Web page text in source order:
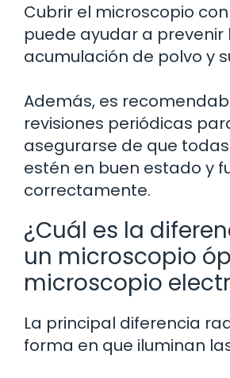
Cubrir el microscopio
puede ayudar a prevenir
acumulación de polvo y
Además, es
revisiones periódicas
asegurarse de que
estén en buen estado y
correctamente.
¿Cuál es la
un microscopio
microscopio
La principal diferencia
forma en que iluminan